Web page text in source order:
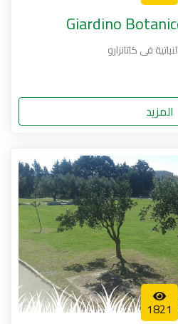
Giardino
فى كاتانزارو
المزيد
1821